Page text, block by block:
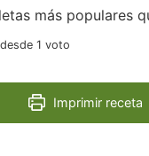
más populares
desde 1 voto
Imprimir receta